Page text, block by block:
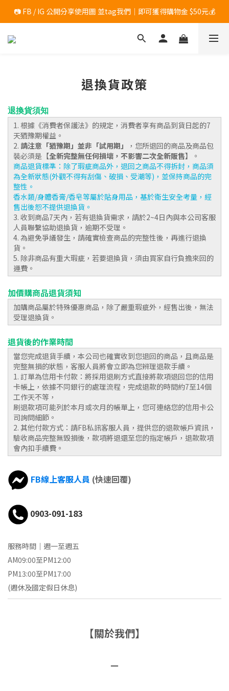
	滿$1200 加碼送「香氛小物１入 」(隨機出貨，恕無法指定)
📷 FB / IG 公開分享使用圖 並tag我們｜即可獲得購物金 $50元💰
	滿$1200 加碼送「香氛小物１入 」(隨機出貨，恕無法指定)
退換貨政策
退換貨須知
1. 根據《消費者保護法》的規定，消費者享有商品到貨日起的7
天猶豫期權益。
2. 請注意「猶豫期」並非「試用期」
，您所退回的商品及商品包
裝必須是【全新完整無任何損壞，不影響二次全新販售】。
商品退貨標準：除了瑕疵商品外，退回之商品不得拆封，商品須
為全新狀態(外觀不得有刮傷、破損、受潮等)，並保持商品的完
整性。
香水類/身體香膏/香皂等屬於貼身用品，基於衛生安全考量，經
售出後恕不提供退換貨。
3. 收到商品7天內，若有退換貨需求，請於2~4日內與本公司客服
人員聯繫協助退換貨，逾期不受理。
4. 為避免爭議發生，請確實檢查商品的完整性後，再進行退換
貨。
5. 除非商品有重大瑕疵，若要退換貨，須由買家自行負擔來回的
運費。
加價購商品退貨須知
加購商品屬於特殊優惠商品，除了嚴重瑕疵外，經售出後，無法
受理退換貨。
退貨後的作業時間
當您完成退貨手續，本公司也確實收到您退回的商品，且商品是
完整無損的狀態，客服人員將會立即為您辨理退款手續。
1. 訂單為信用卡付款：將採用退刷方式直接將款項退回您的信用
卡帳上，依據不同銀行的處理流程，完成退款的時間約7至14個
工作天不等，
刷退款項可能列於本月或次月的帳單上，您可連絡您的信用卡公
司詢問細節。
2. 其他付款方式：請FB私訊客服人員，提供您的退款帳戶資訊，
驗收商品完整無毀損後，款項將退還至您的指定帳戶，退款款項
會內扣手續費。
FB線上客服人員 (快速回覆)
0903-091-183
服務時間｜週一至週五
AM09:00至PM12:00
PM13:00至PM17:00
(週休及國定假日休息)
【關於我們】
－